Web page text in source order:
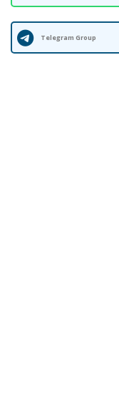
Telegram Group